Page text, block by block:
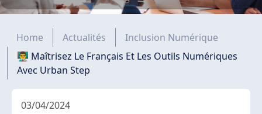
Fil d'Ariane
Home Actualités
Inclusion Numérique
👨‍🏫 Maîtrisez Le Français Et Les Outils Numériques
Avec Urban Step
03/04/2024